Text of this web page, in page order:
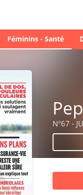
Féminins - Santé
N°67 -